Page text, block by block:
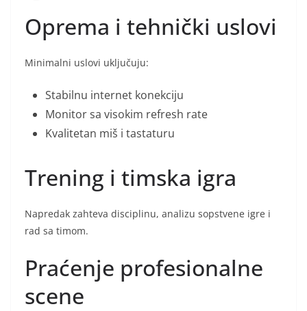
Oprema i tehnički uslovi
Minimalni uslovi uključuju:
Stabilnu internet konekciju
Monitor sa visokim refresh rate
Kvalitetan miš i tastaturu
Trening i timska igra
Napredak zahteva disciplinu, analizu sopstvene igre i
rad sa timom.
Praćenje profesionalne
scene